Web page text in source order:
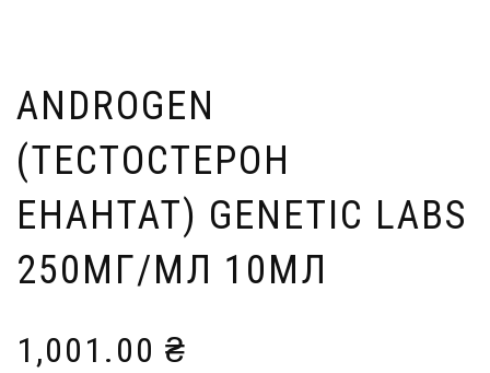
ANDROGEN
(ТЕСТОСТЕРОН
ЕНАНТАТ) GENETIC LABS
250МГ/МЛ 10МЛ
1,001.00 ₴